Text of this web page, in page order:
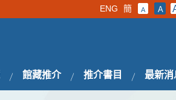
ENG 簡 A A
館藏推介 推介書目 最新消